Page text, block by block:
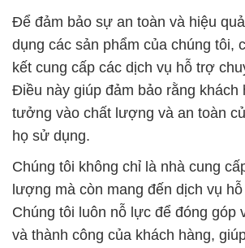
Để đảm bảo sự an toàn và hiệu
dụng các sản phẩm của chúng tôi,
kết cung cấp các dịch vụ hỗ trợ
Điều này giúp đảm bảo rằng khách
tưởng vào chất lượng và an toàn
họ sử dụng.
Chúng tôi không chỉ là nhà cung
lượng mà còn mang đến dịch vụ
Chúng tôi luôn nỗ lực để đóng góp
và thành công của khách hàng,